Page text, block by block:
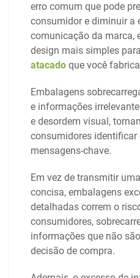
erro comum que pode
consumidor e diminuir a
comunicação da marca,
design mais simples
atacado que você
Embalagens
e informações
e desordem visual,
consumidores identificar
mensagens-chave.
Em vez de transmitir
concisa, embalagens
detalhadas correm o
consumidores,
informações que não
decisão de compra.